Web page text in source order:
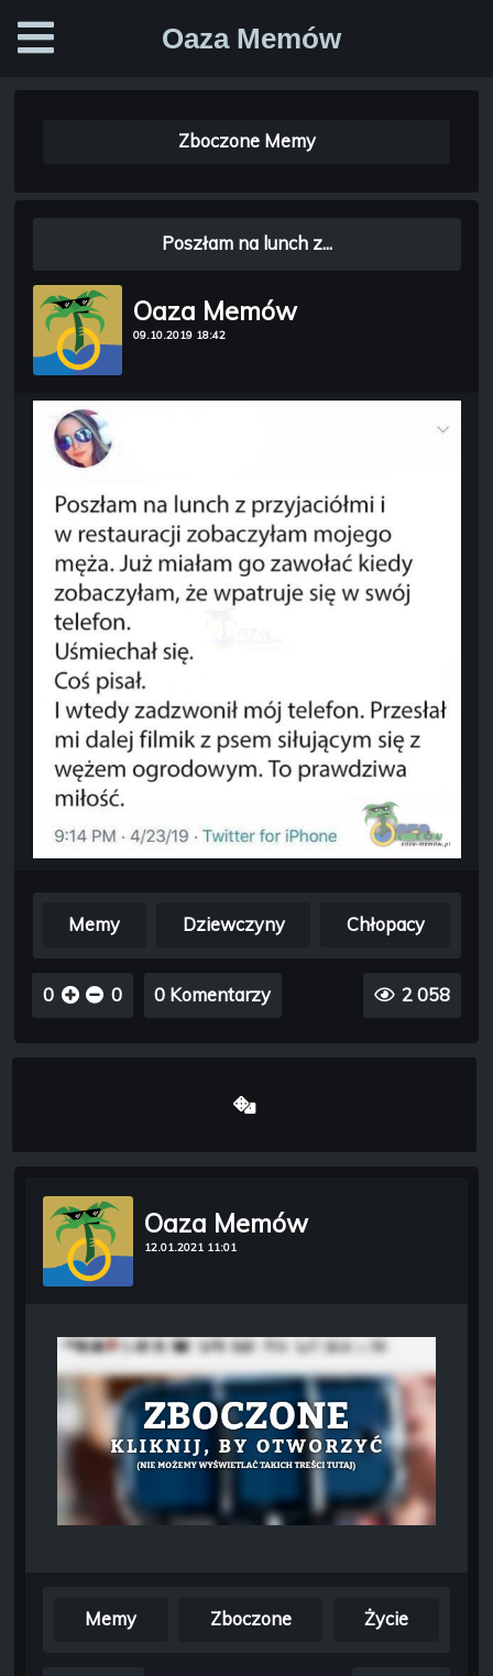
Oaza Memów
Zboczone Memy
Oaza Memów
09.10.2019 18:42
Poszłam na lunch z...
Memy Dziewczyny Chłopacy
0 0 0 Komentarzy 2 058
Oaza Memów
12.01.2021 11:01
Memy Zboczone Życie